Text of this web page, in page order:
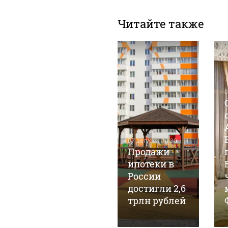
Читайте также
07 августа, 10:30
Продажи
ипотеки в
России
достигли 2,6
трлн рублей